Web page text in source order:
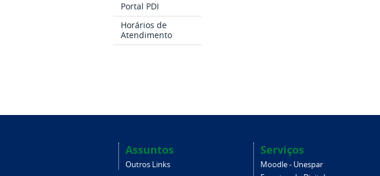
Portal PDI
Horários de
Atendimento
Assuntos
Outros Links
Serviços
Moodle - Unespar